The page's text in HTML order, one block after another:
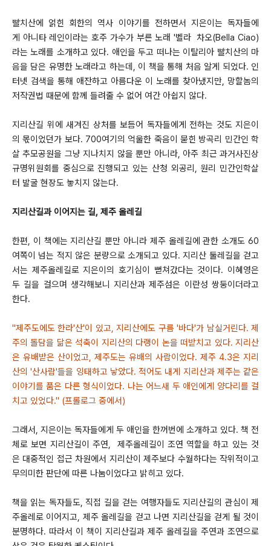
빨치산에 얽힌 회한의 역사 이야기를 전하면서 지은이는 독자들에
게 아니타 레인이라는 호주 가수가 부른 노래 '벨라 차오(Bella Ciao)
라는 노래를 소개하고 있다. 애인을 두고 떠나는 이탈리아 빨치산의 마
음을 담은 유명한 노래라고 하는데, 이 책을 통해 처음 알게 되었다. 인
터넷 검색을 통해 애잔하고 아름다운 이 노래를 찾아냈지만, 망할놈의
저작권법 때문에 함께 들려줄 수 없어 여간 아쉽지 않다.
지리산길 위에 새겨진 상처를 보듬어 독자들에게 전하는 것도 지은이
의 몫이었던가 보다. 700여기의 억울한 죽음이 묻힌 방곡리 민간인 학
살 추모공원을 그냥 지나치지 않을 뿐만 아니라, 아주 최근 과거사진상
규명위원회를 중심으로 진행되고 있는 산청 외공리, 원리 민간인학살
터 발굴 현장도 놓치지 않는다.
지리산길과 이어지는 길, 제주 올레길
한편, 이 책에는 지리산길 뿐만 아니라 제주 올레길에 관한 소개도 60
여쪽이 넘는 적지 않은 분량으로 소개되고 있다. 지리산 둘레길을 걷고
서는 제주올레길로 지은이의 호기심이 뻗쳐갔다는 것이다. 이혜영은
두 길을 걸으며 생각해보니 지리산과 제주섬은 이란성 쌍둥이더라고
한다.
"제주도에도 한라'산'이 있고, 지리산에도 구름 '바다'가 남실거린다. 제
주의 돌담을 닮은 석축이 지리산의 다랭이 논을 떠받치고 있다. 지리산
은 유배받은 산이었고, 제주도는 유배의 사람이었다. 제주 4.3은 지리
산의 '산사람'들을 잉태하고 낳았다. 적어도 내게 지리산과 제주는 같은
이야기를 품은 다른 형식이었다. 나는 어느새 두 애인에게 양다리를 걸
치고 있었다." (프롤로그 중에서)
그래서, 지은이는 독자들에게 두 애인을 한꺼번에 소개하고 있다. 책 전
체로 보면 지리산길이 주연, 제주올레길이 조연 역할을 하고 있는 것
은 대중적인 접근 차원에서 지리산이 제주보다 수월하다는 작위적이고
무의미한 판단에 따른 나눔이었다고 밝히고 있다.
책을 읽는 독자들도, 직접 길을 걷는 여행자들도 지리산길의 관심이 제
주올레로 이어지고, 제주 올레길을 걷고 나면 지리산길을 걷게 될 것이
분명하다. 따라서 이 책이 지리산길과 제주 올레길을 주연과 조연으로